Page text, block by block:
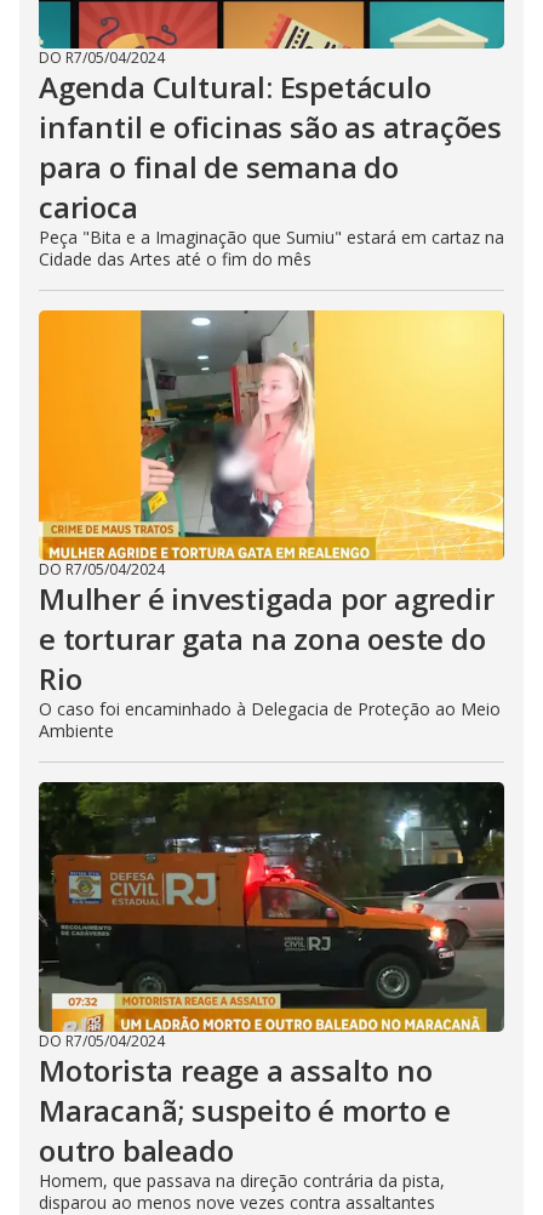
DO R7/05/04/2024
Agenda Cultural: Espetáculo
infantil e oficinas são as atrações
para o final de semana do
carioca
Peça "Bita e a Imaginação que Sumiu" estará em cartaz na
Cidade das Artes até o fim do mês
DO R7/05/04/2024
Mulher é investigada por agredir
e torturar gata na zona oeste do
Rio
O caso foi encaminhado à Delegacia de Proteção ao Meio
Ambiente
DO R7/05/04/2024
Motorista reage a assalto no
Maracanã; suspeito é morto e
outro baleado
Homem, que passava na direção contrária da pista,
disparou ao menos nove vezes contra assaltantes